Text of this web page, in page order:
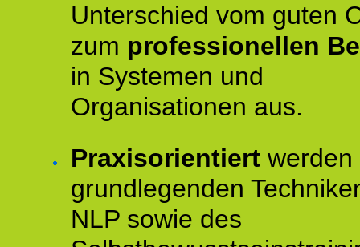
Unterschied vom guten
zum professionellen
in Systemen und
Organisationen aus.
Praxisorientiert werden
grundlegenden
NLP sowie des